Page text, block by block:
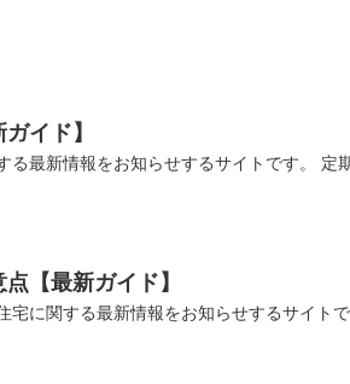
イド】
る最新情報をお知らせするサイトです。 定
【最新ガイド】
宅に関する最新情報をお知らせするサイト